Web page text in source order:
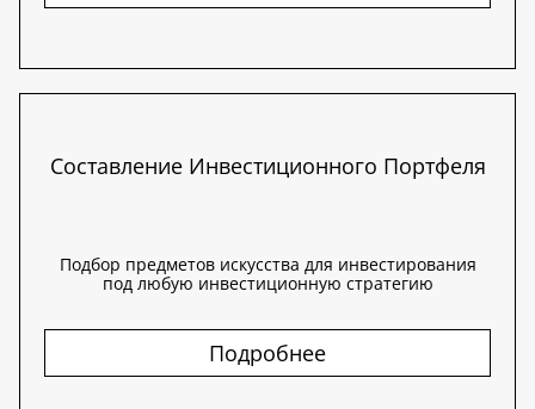
Составление Инвестиционного Портфеля
Подбор предметов искусства для инвестирования
под любую инвестиционную стратегию
Подробнее